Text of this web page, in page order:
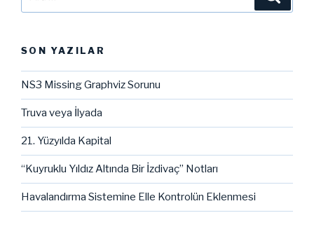
SON YAZILAR
NS3 Missing Graphviz Sorunu
Truva veya İlyada
21. Yüzyılda Kapital
“Kuyruklu Yıldız Altında Bir İzdivaç” Notları
Havalandırma Sistemine Elle Kontrolün Eklenmesi